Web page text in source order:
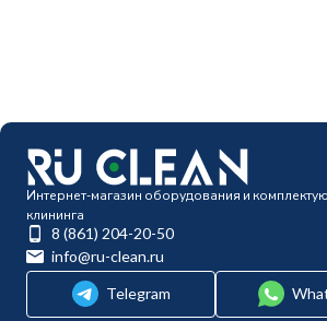
Интернет-магазин оборудования и
клининга
8 (861) 204-20-50
info@ru-clean.ru
Telegram